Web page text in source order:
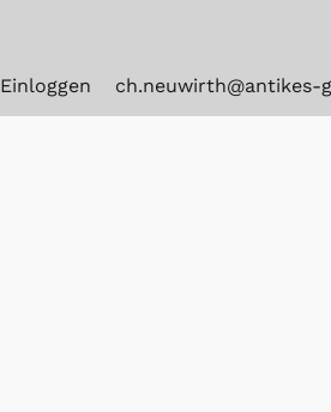
Einloggen ch.neuwirth@antikes-